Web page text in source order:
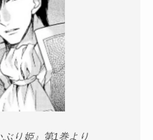
り姫』第1巻より